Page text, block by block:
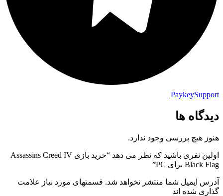
PaykeySupport
دیدگاه ها
هنوز هیچ بررسی وجود ندارد.
اولین نفری باشید که نظر می دهد “خرید بازی Assassins Creed IV
Black Flag برای PC”
آدرس ایمیل شما منتشر نخواهد شد. قسمتهای مورد نیاز علامت
گذاری شده اند